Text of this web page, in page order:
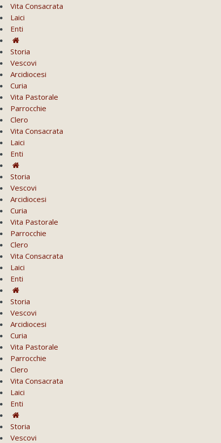
Vita Consacrata
Laici
Enti
Storia
Vescovi
Arcidiocesi
Curia
Vita Pastorale
Parrocchie
Clero
Vita Consacrata
Laici
Enti
Storia
Vescovi
Arcidiocesi
Curia
Vita Pastorale
Parrocchie
Clero
Vita Consacrata
Laici
Enti
Storia
Vescovi
Arcidiocesi
Curia
Vita Pastorale
Parrocchie
Clero
Vita Consacrata
Laici
Enti
Storia
Vescovi